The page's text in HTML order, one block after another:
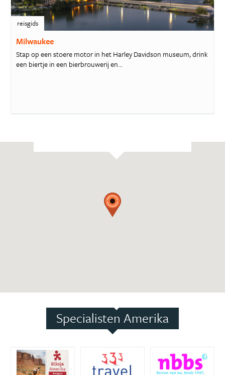
reisgids
Milwaukee
Stap op een stoere motor in het Harley Davidson museum, drink
een biertje in een bierbrouwerij en...
Specialisten Amerika